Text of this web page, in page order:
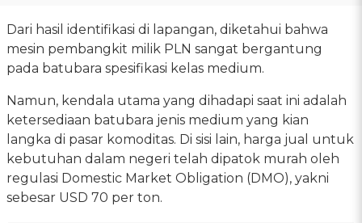
Dari hasil identifikasi di lapangan, diketahui bahwa
mesin pembangkit milik PLN sangat bergantung
pada batubara spesifikasi kelas medium.
Namun, kendala utama yang dihadapi saat ini adalah
ketersediaan batubara jenis medium yang kian
langka di pasar komoditas. Di sisi lain, harga jual untuk
kebutuhan dalam negeri telah dipatok murah oleh
regulasi Domestic Market Obligation (DMO), yakni
sebesar USD 70 per ton.